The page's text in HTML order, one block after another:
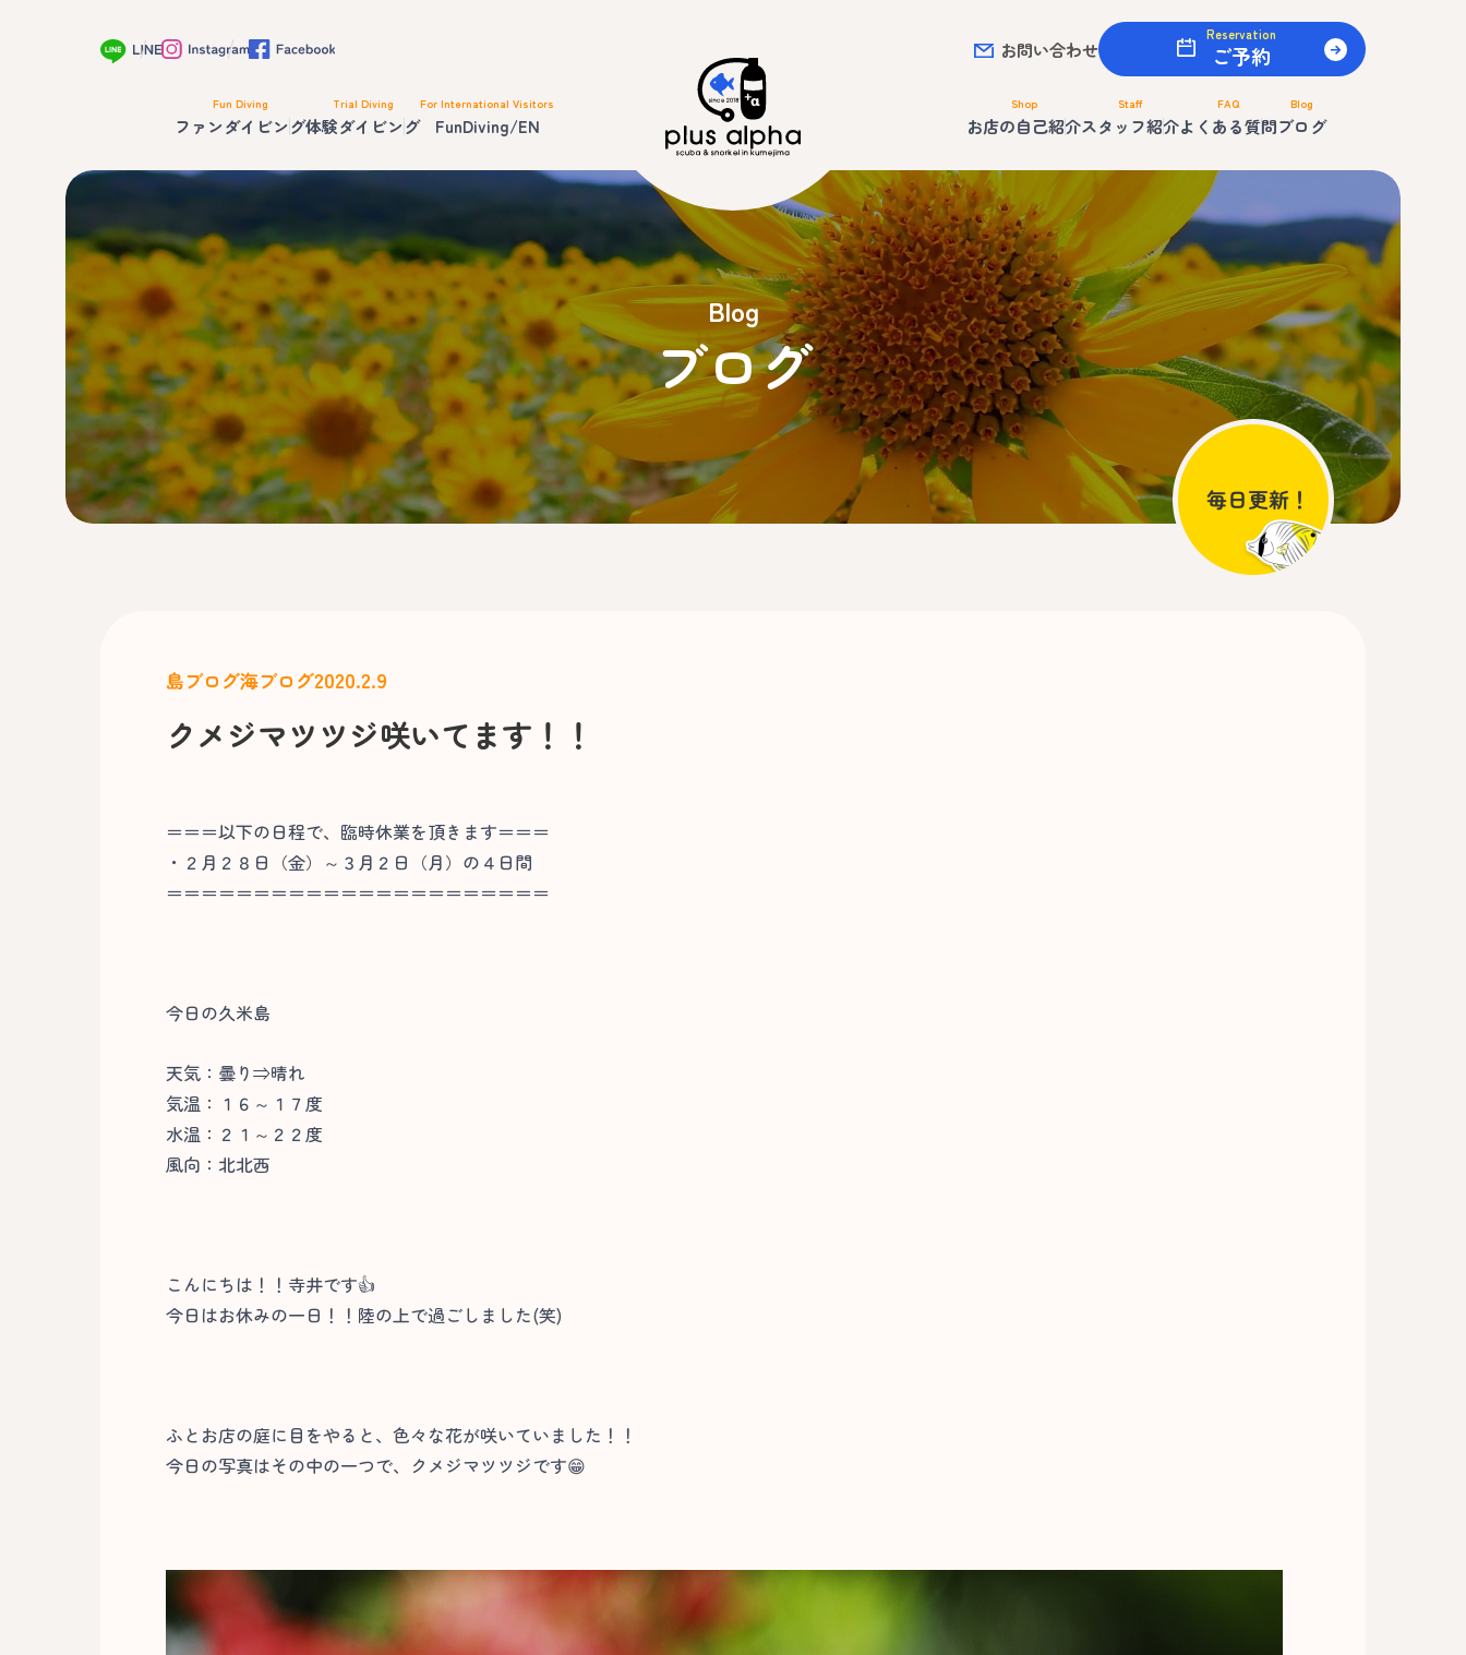
お問い合わせ
Reservation
ご予約
Fun Diving
ファンダイビング
Trial Diving
体験ダイビング
For International Visitors
FunDiving/EN
Shop
お店の自己紹介
Staff
スタッフ紹介
FAQ
よくある質問
Blog
ブログ
Blog
ブログ
島ブログ海ブログ2020.2.9
クメジマツツジ咲いてます！！
＝＝＝以下の日程で、臨時休業を頂きます＝＝＝
・２月２８日（金）～３月２日（月）の４日間
＝＝＝＝＝＝＝＝＝＝＝＝＝＝＝＝＝＝＝＝＝＝
今日の久米島
天気：曇り⇒晴れ
気温：１６～１７度
水温：２１～２２度
風向：北北西
こんにちは！！寺井です👍
今日はお休みの一日！！陸の上で過ごしました(笑)
ふとお店の庭に目をやると、色々な花が咲いていました！！
今日の写真はその中の一つで、クメジマツツジです😁